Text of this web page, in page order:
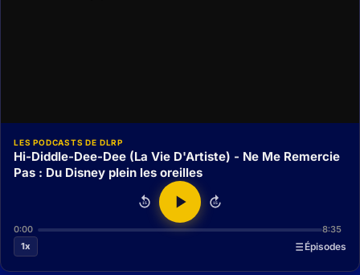
LES PODCASTS DE DLRP
Hi-Diddle-Dee-Dee (La Vie D'Artiste) - Ne Me Remercie
Pas : Du Disney plein les oreilles
15 15
0:00
8:35
1x
Épisodes